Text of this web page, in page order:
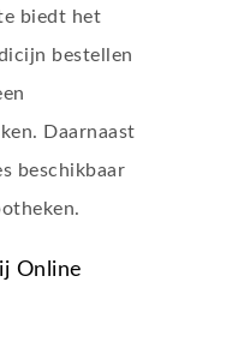
biedt het
bestellen
Daarnaast
beschikbaar
Online